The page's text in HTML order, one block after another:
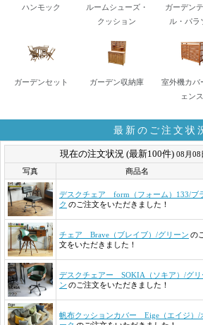
ハンモック
ルームシューズ・
クッション
ガーデン
ル・パラ
ガーデンセット ガーデン収納庫
室外機カバ
ェンス
最新のご注文状